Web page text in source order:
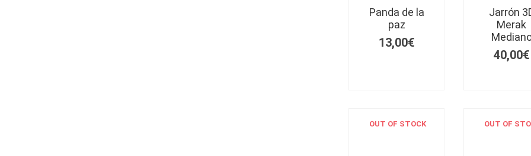
Panda de la
paz
13,00€
Jarrón
Merak
40,00€
OUT OF STOCK OUT OF